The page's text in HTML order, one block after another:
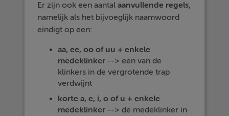
Er zijn ook een aantalaanvullende regels,
namelijk als het bijvoeglijk naamwoord
eindigt op een:
aa, ee, oo of uu + enkele
medeklinker --> een van de
klinkers in de vergrotende trap
verdwijnt
korte a, e, i, o of u + enkele
medeklinker --> de medeklinker in